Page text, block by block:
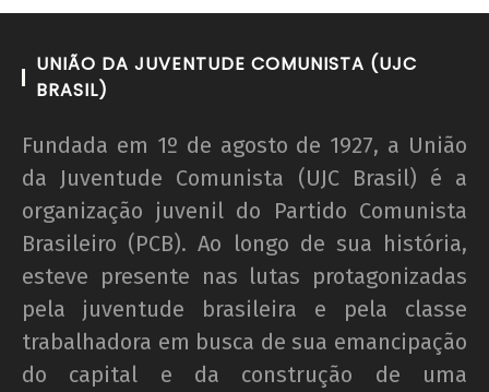
UNIÃO DA JUVENTUDE COMUNISTA (UJC
BRASIL)
Fundada em 1º de agosto de 1927, a União
da Juventude Comunista (UJC Brasil) é a
organização juvenil do Partido Comunista
Brasileiro (PCB). Ao longo de sua história,
esteve presente nas lutas protagonizadas
pela juventude brasileira e pela classe
trabalhadora em busca de sua emancipação
do capital e da construção de uma